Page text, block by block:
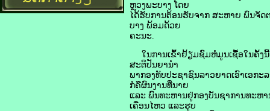
ຫຼວງພະບາງ ໂດຍ
ໄດ້ຮັບການຕ້ອນຮັບຈາກ ສະຫາຍ ພົນຈັ
ບາງ ພ້ອມດ້ວຍ
ຄະນະ.
ໃນການເຂົ້າຢ້ຽມຊົມຫໍມູນເຊື້ອໃນຄັ້ງນີ້
ສະຕິປັນຍານໍາ
ພາກອງທັບປະຊາຊົນລາວຍາດເອົາເອກ
ກໍຄືຜົນງານທີ່ນາຍ
ແລະ ພົນທະຫານຢູ່ກອງບັນຊາການທະຫາ
ເຄື່ອນໄຫວ ແລະຮູບ